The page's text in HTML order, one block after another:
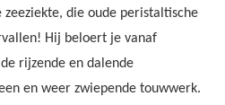
zeeziekte, die oude peristaltische
Hij beloert je vanaf
rijzende en dalende
en weer zwiepende touwwerk.